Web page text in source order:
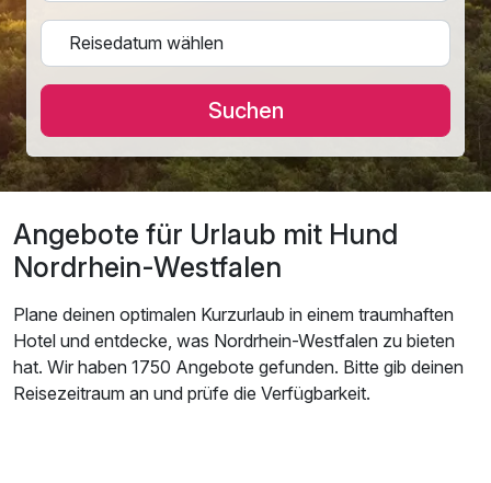
Suchen
Angebote für Urlaub mit Hund
Nordrhein-Westfalen
Plane deinen optimalen Kurzurlaub in einem traumhaften
Hotel und entdecke, was Nordrhein-Westfalen zu bieten
hat. Wir haben 1750 Angebote gefunden. Bitte gib deinen
Reisezeitraum an und prüfe die Verfügbarkeit.